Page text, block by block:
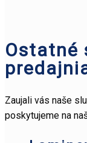
Ostatné
Zaujali vás naše
poskytujeme na